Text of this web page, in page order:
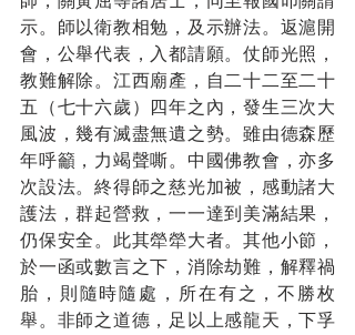
示。師以衛教相勉，及示辦法。返滬開
會，公舉代表，入都請願。仗師光照，
教難解除。江西廟產，自二十二至二十
五（七十六歲）四年之內，發生三次大
風波，幾有滅盡無遺之勢。雖由德森歷
年呼籲，力竭聲嘶。中國佛教會，亦多
次設法。終得師之慈光加被，感動諸大
護法，群起營救，一一達到美滿結果，
仍保安全。此其犖犖大者。其他小節，
於一函或數言之下，消除劫難，解釋禍
胎，則隨時隨處，所在有之，不勝枚
舉。非師之道德，足以上感龍天，下孚